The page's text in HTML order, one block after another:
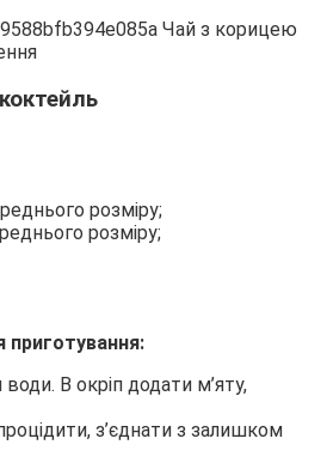
розміру;
розміру;
приготування:
В окріп додати м’яту,
з’єднати з залишком